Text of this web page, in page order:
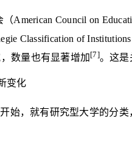
（American Council on
Classification of
数量也有显著增加 [7]。这是
变化
始，就有研究型大学的分类